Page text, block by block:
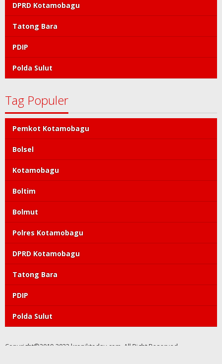
DPRD Kotamobagu
Tatong Bara
PDIP
Polda Sulut
Tag Populer
Pemkot Kotamobagu
Bolsel
Kotamobagu
Boltim
Bolmut
Polres Kotamobagu
DPRD Kotamobagu
Tatong Bara
PDIP
Polda Sulut
Copyright©2019-2022 kroniktoday.com. All Right Reserved